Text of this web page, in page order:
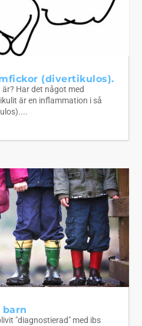
(divertikulos).
Har det något med
är en inflammation i så
barn
"diagnostierad" med ibs